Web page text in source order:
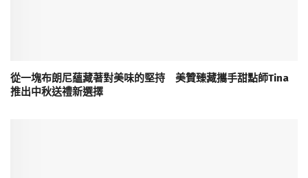
從一塊布朗尼蘊藏著對美味的堅持 美贊臻藏攜手甜點師Tina
推出中秋送禮新選擇